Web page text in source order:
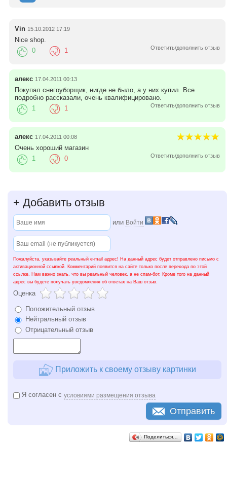
Vin 15.10.2012 17:19
Nice shop.
Ответить/дополнить отзыв
0 1
алекс 17.04.2011 00:13
Покупал снегоуборщик, нигде не было, а у них купил. Все
подробно рассказали, очень квалифицировано.
Ответить/дополнить отзыв
1 1
алекс 17.04.2011 00:08
Очень хороший магазин
Ответить/дополнить отзыв
1 0
+ Добавить отзыв
или Войти
Пожалуйста, указывайте реальный e-mail адрес! На данный адрес будет отправлено письмо с
активационной ссылкой. Комментарий появится на сайте только после перехода по этой
ссылке. Нам важно знать, что вы реальный человек, а не спам-бот. Кроме того на данный
адрес вы будете получать уведомления об ответах на Ваш отзыв.
Оценка
Положительный отзыв
Нейтральный отзыв
Отрицательный отзыв
Приложить к своему отзыву картинки
Я согласен с условиями размещения отзыва
Отправить
Поделиться…